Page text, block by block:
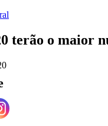
terão o maior